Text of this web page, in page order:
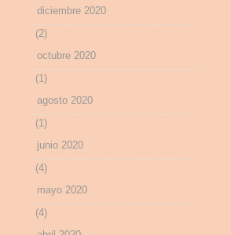
diciembre 2020
(2)
octubre 2020
(1)
agosto 2020
(1)
junio 2020
(4)
mayo 2020
(4)